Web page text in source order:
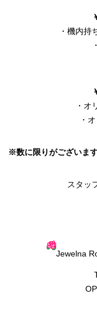
・機内持
・オ
・
※数に限りがございま
スタッ
Jewelna